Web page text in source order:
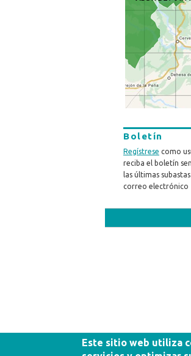
Boletín
Regístrese como
reciba el boletín
las últimas
correo electrónico
Este sitio web utiliza